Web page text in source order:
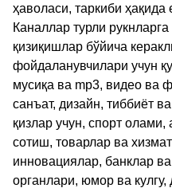
ҳаволаси, таркиби
Каналлар турли
қизиқишлар бўйича
фойдаланувчилари учун
мусиқа ва mp3, видео ва
санъат, дизайн, тиббиёт
қизлар учун, спорт
сотиш, товарлар ва
инновациялар, банклар
органлари, юмор ва